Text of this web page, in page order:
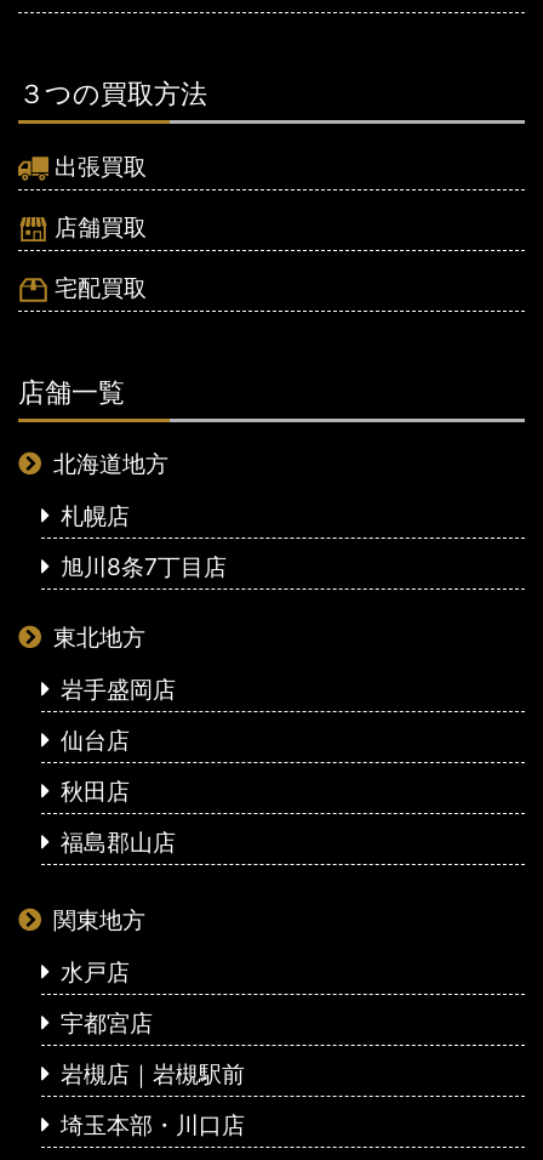
３つの買取方法
出張買取
店舗買取
宅配買取
店舗一覧
北海道地方
札幌店
旭川8条7丁目店
東北地方
岩手盛岡店
仙台店
秋田店
福島郡山店
関東地方
水戸店
宇都宮店
岩槻店｜岩槻駅前
埼玉本部・川口店